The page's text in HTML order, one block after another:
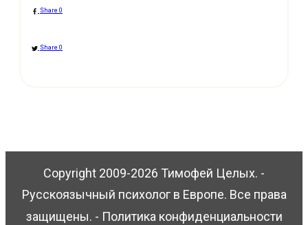
Share 0
Share 0
Copyright 2009-2026 Тимофей Целых. -
Русскоязычный психолог в Европе. Все права
защищены. - Политика конфиденциальности